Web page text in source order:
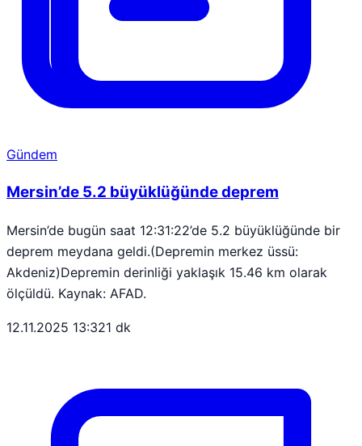
Gündem
Mersin’de 5.2 büyüklüğünde deprem
Mersin’de bugün saat 12:31:22’de 5.2 büyüklüğünde bir
deprem meydana geldi.(Depremin merkez üssü:
Akdeniz)Depremin derinliği yaklaşık 15.46 km olarak
ölçüldü. Kaynak: AFAD.
12.11.2025 13:321 dk